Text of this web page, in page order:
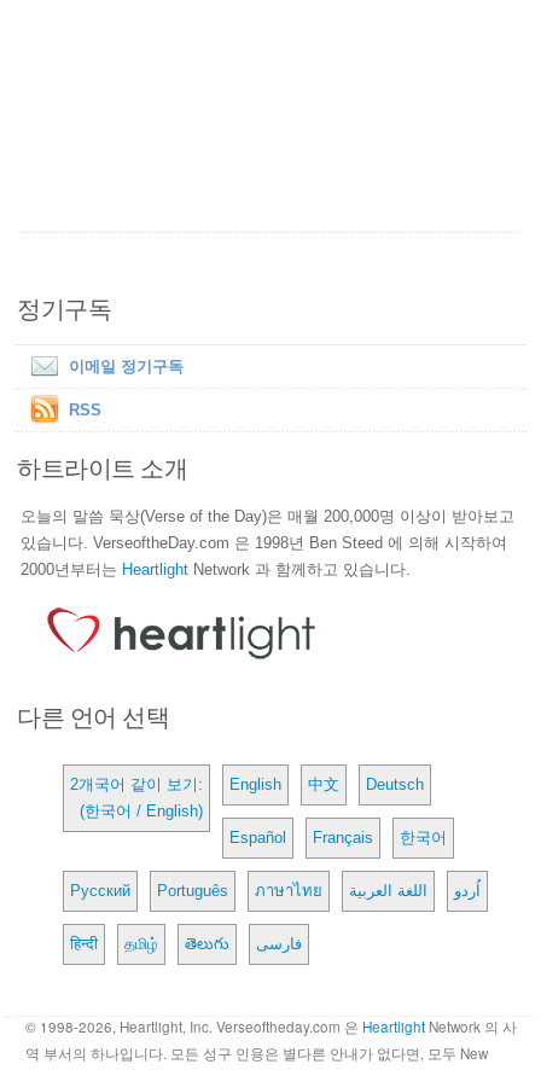
정기구독
이메일 정기구독
RSS
하트라이트 소개
오늘의 말씀 묵상(Verse of the Day)은 매월 200,000명 이상이 받아보고
있습니다. VerseoftheDay.com 은 1998년 Ben Steed 에 의해 시작하여
2000년부터는 Heartlight Network 과 함께하고 있습니다.
다른 언어 선택
2개국어 같이 보기:
(한국어 / English)
English 中文 Deutsch
Español Français 한국어
Русский Português ภาษาไทย اللغة العربية اُردو
हिन्दी தமிழ் తెలుగు فارسی
© 1998-2026, Heartlight, Inc. Verseoftheday.com 은 Heartlight Network 의 사
역 부서의 하나입니다. 모든 성구 인용은 별다른 안내가 없다면, 모두 New